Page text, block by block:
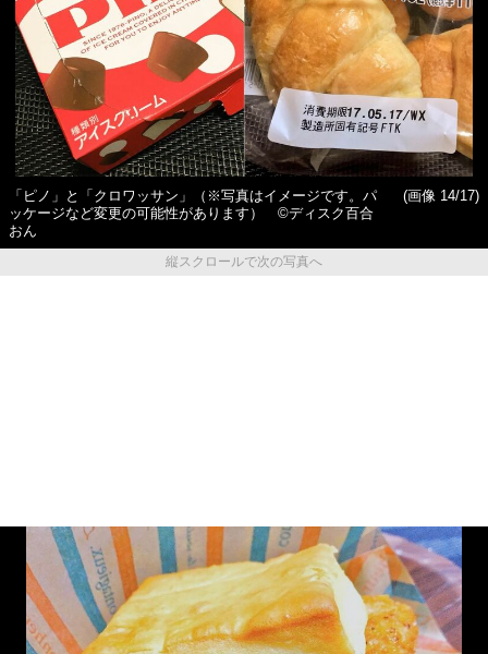
「ピノ」と「クロワッサン」（※写真はイメージです。パ
ッケージなど変更の可能性があります） ©ディスク百合
おん
(画像 14/17)
縦スクロールで次の写真へ